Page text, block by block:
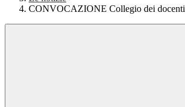
CONVOCAZIONE Collegio dei docenti